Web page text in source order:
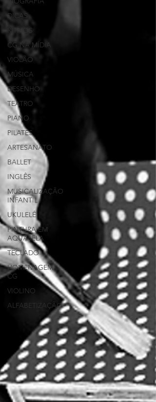
DICAS
RITMOS
CG NA MÍDIA
VIOLÃO
MÚSICA
DESENHO
TEATRO
PIANO
PILATES
ARTESANATO
BALLET
INGLÊS
MUSICALIZAÇÃO
INFANTIL
UKULELÊ
PINTURA EM
AQUARELA
TECLADO
HOMENAGEM
CG
VIOLINO
ALFABETIZAÇÃO